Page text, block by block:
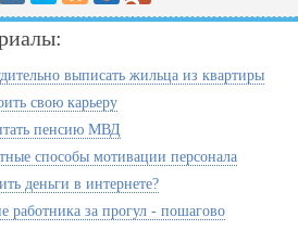
выписать жильца из квартиры
свою карьеру
пенсию МВД
способы мотивации персонала
деньги в интернете?
работника за прогул - пошагово